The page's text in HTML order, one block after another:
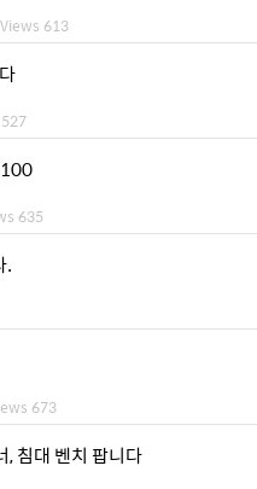
Views 613
635
.
673
침대 벤치 팝니다